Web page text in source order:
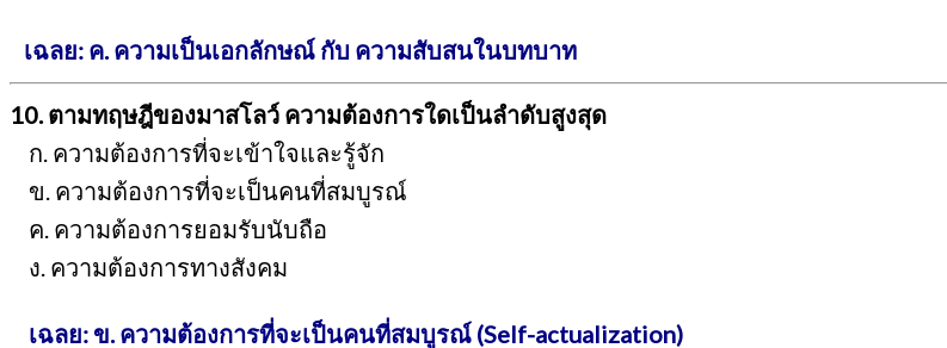
เฉลย: ค. ความเป็นเอกลักษณ์ กับ ความสับสนในบทบาท
10. ตามทฤษฎีของมาสโลว์ ความต้องการใดเป็นลำดับสูงสุด
ก. ความต้องการที่จะเข้าใจและรู้จัก
ข. ความต้องการที่จะเป็นคนที่สมบูรณ์
ค. ความต้องการยอมรับนับถือ
ง. ความต้องการทางสังคม
เฉลย: ข. ความต้องการที่จะเป็นคนที่สมบูรณ์ (Self-actualization)